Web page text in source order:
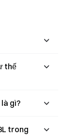
thế
gì?
trong